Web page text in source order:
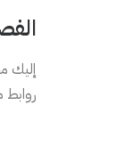
إليك
روابط